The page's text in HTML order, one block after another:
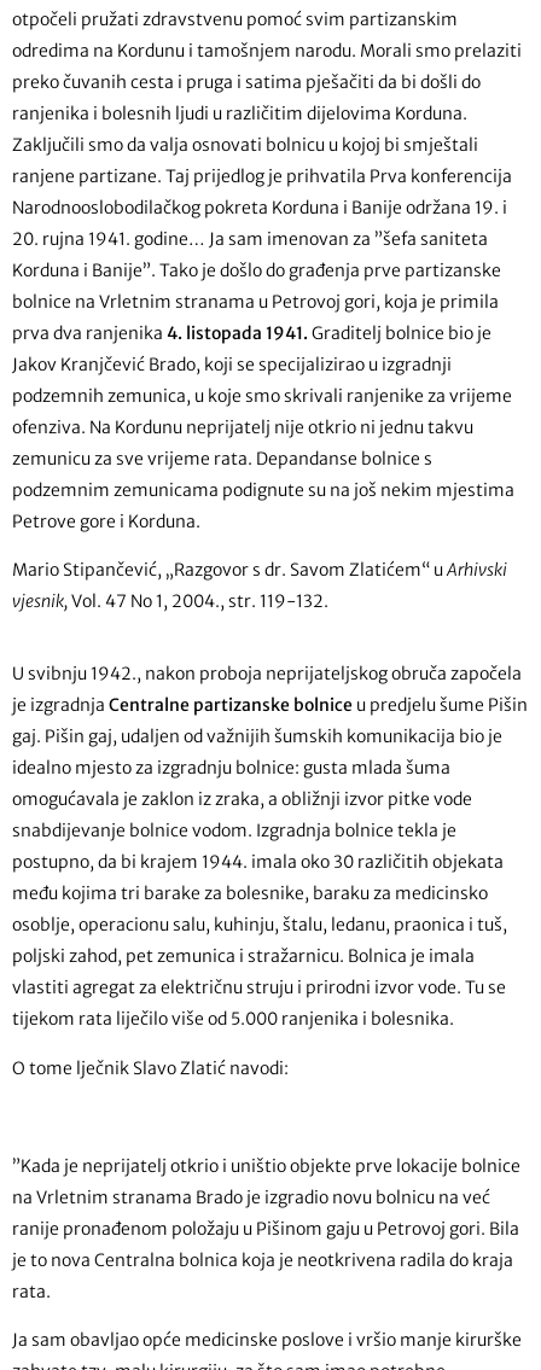
otpočeli pružati zdravstvenu pomoć svim partizanskim
odredima na Kordunu i tamošnjem narodu. Morali smo prelaziti
preko čuvanih cesta i pruga i satima pješačiti da bi došli do
ranjenika i bolesnih ljudi u različitim dijelovima Korduna.
Zaključili smo da valja osnovati bolnicu u kojoj bi smještali
ranjene partizane. Taj prijedlog je prihvatila Prva konferencija
Narodnooslobodilačkog pokreta Korduna i Banije održana 19. i
20. rujna 1941. godine… Ja sam imenovan za ”šefa saniteta
Korduna i Banije”. Tako je došlo do građenja prve partizanske
bolnice na Vrletnim stranama u Petrovoj gori, koja je primila
prva dva ranjenika 4. listopada 1941. Graditelj bolnice bio je
Jakov Kranjčević Brado, koji se specijalizirao u izgradnji
podzemnih zemunica, u koje smo skrivali ranjenike za vrijeme
ofenziva. Na Kordunu neprijatelj nije otkrio ni jednu takvu
zemunicu za sve vrijeme rata. Depandanse bolnice s
podzemnim zemunicama podignute su na još nekim mjestima
Petrove gore i Korduna.
Mario Stipančević, „Razgovor s dr. Savom Zlatićem“ uArhivski
vjesnik,Vol. 47 No 1, 2004., str. 119-132.
U svibnju 1942., nakon proboja neprijateljskog obruča započela
je izgradnja Centralne partizanske bolnice u predjelu šume Pišin
gaj. Pišin gaj, udaljen od važnijih šumskih komunikacija bio je
idealno mjesto za izgradnju bolnice: gusta mlada šuma
omogućavala je zaklon iz zraka, a obližnji izvor pitke vode
snabdijevanje bolnice vodom. Izgradnja bolnice tekla je
postupno, da bi krajem 1944. imala oko 30 različitih objekata
među kojima tri barake za bolesnike, baraku za medicinsko
osoblje, operacionu salu, kuhinju, štalu, ledanu, praonica i tuš,
poljski zahod, pet zemunica i stražarnicu. Bolnica je imala
vlastiti agregat za električnu struju i prirodni izvor vode. Tu se
tijekom rata liječilo više od 5.000 ranjenika i bolesnika.
O tome lječnik Slavo Zlatić navodi:
”Kada je neprijatelj otkrio i uništio objekte prve lokacije bolnice
na Vrletnim stranama Brado je izgradio novu bolnicu na već
ranije pronađenom položaju u Pišinom gaju u Petrovoj gori. Bila
je to nova Centralna bolnica koja je neotkrivena radila do kraja
rata.
Ja sam obavljao opće medicinske poslove i vršio manje kirurške